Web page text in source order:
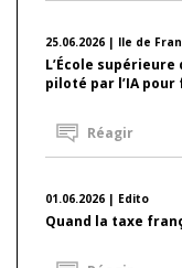
25.06.2026 | Ile de
L’École
piloté par l’IA
Réagir
01.06.2026 | Edito
Quand la taxe